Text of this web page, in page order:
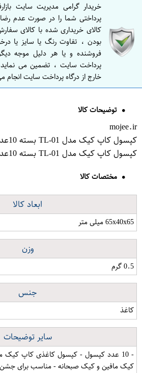
خریدار گرامی مدیریت سایت
پرداختی شما را در صورت عدم
کالای خریداری شده با کالای
بودن ، تفاوت رنگ یا سایز یا
فروشنده و یا هر دلیل موجه
پرداخت سایت ، تضمین می
خارج از درگاه پرداخت سایت انجام
توضیحات کالا
mojee.ir
کپسول کاپ کیک مدل TL-01 بسته 10عددی
کپسول کاپ کیک مدل TL-01 بسته 10عددی
مختصات کالا
ابعاد کالا
65x40x65 میلی متر
وزن
0.5 گرم
جنس
کاغذ
سایر توضیحات
- 10 عدد کپسول - کپسول کاغذی کاپ
کیک مافین و کیک صبحانه - مناسب برای جشن